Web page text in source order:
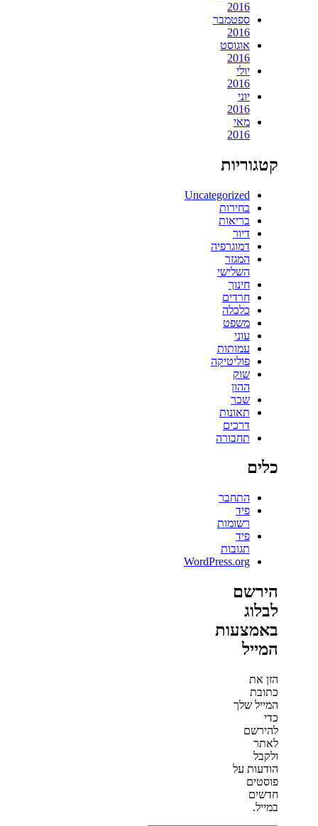
2016
ספטמבר
2016
אוגוסט
2016
יולי
2016
יוני
2016
מאי
2016
קטגוריות
Uncategorized
בחירות
בריאות
דיור
דמוגרפיה
המגזר
השלישי
חינוך
חרדים
כלכלה
משפט
עוני
עמותות
פוליטיקה
שוק
ההון
שכר
תאונות
דרכים
תחבורה
כלים
התחבר
פיד
רשומות
פיד
תגובות
WordPress.org
הירשם
לבלוג
באמצעות
המייל
הזן את
כתובת
המייל שלך
כדי
להירשם
לאתר
ולקבל
הודעות על
פוסטים
חדשים
במייל.